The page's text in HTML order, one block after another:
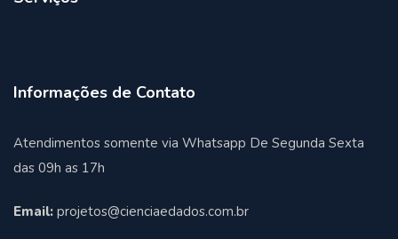
Informações de Contato
Atendimentos somente via Whatsapp De Segunda Sexta
das 09h as 17h
Email: projetos@cienciaedados.com.br